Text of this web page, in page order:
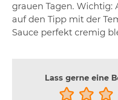
grauen Tagen.
auf den Tipp mit der
Sauce perfekt cremig
Lass gerne eine